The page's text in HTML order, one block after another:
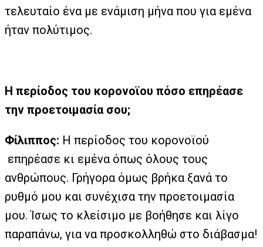
τελευταίο ένα με ενάμιση μήνα που για εμένα
ήταν πολύτιμος.
Η περίοδος του κορονοϊου πόσο επηρέασε
την προετοιμασία σου;
Φίλιππος: Η περίοδος του κορονοϊού
επηρέασε κι εμένα όπως όλους τους
ανθρώπους. Γρήγορα όμως βρήκα ξανά το
ρυθμό μου και συνέχισα την προετοιμασία
μου. Ίσως το κλείσιμο με βοήθησε και λίγο
παραπάνω, για να προσκολληθώ στο διάβασμα!